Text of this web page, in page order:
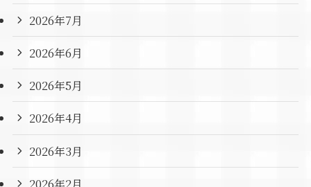
2026年7月
2026年6月
2026年5月
2026年4月
2026年3月
2026年2月